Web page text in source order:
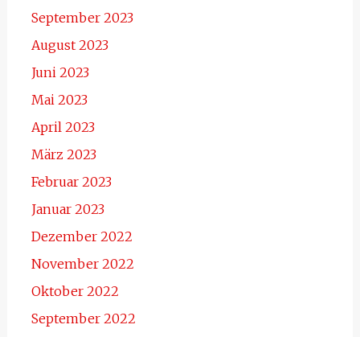
September 2023
August 2023
Juni 2023
Mai 2023
April 2023
März 2023
Februar 2023
Januar 2023
Dezember 2022
November 2022
Oktober 2022
September 2022